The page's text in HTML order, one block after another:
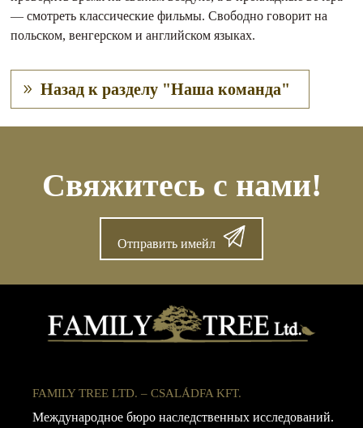
— смотреть классические фильмы. Свободно говорит на
польском, венгерском и английском языках.
Назад к разделу "Наша команда"
Свяжитесь с нами!
Отправить имейл
FAMILY TREE LTD. – CSALÁDFA KFT.
Международное бюро наследственных исследований.